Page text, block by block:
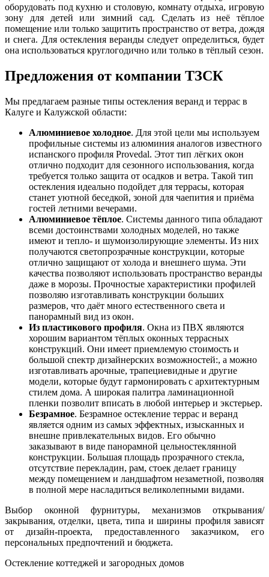
оборудовать под кухню и столовую, комнату отдыха, игровую
зону для детей или зимний сад. Сделать из неё тёплое
помещение или только защитить пространство от ветра, дождя
и снега. Для остекления веранды следует определиться, будет
она использоваться круглогодично или только в тёплый сезон.
Предложения от компании ТЗСК
Мы предлагаем разные типы остекления веранд и террас в
Калуге и Калужской области:
Алюминиевое холодное. Для этой цели мы используем
профильные системы из алюминия аналогов известного
испанского профиля Provedal. Этот тип лёгких окон
отлично подходит для сезонного использования, когда
требуется только защита от осадков и ветра. Такой тип
остекления идеально подойдет для террасы, которая
станет уютной беседкой, зоной для чаепития и приёма
гостей летними вечерами.
Алюминиевое тёплое. Системы данного типа обладают
всеми достоинствами холодных моделей, но также
имеют и тепло- и шумоизолирующие элементы. Из них
получаются светопрозрачные конструкции, которые
отлично защищают от холода и внешнего шума. Эти
качества позволяют использовать пространство веранды
даже в морозы. Прочностые характеристики профилей
позволяю изготавливать конструкции больших
размеров, что даёт много естественного света и
панорамный вид из окон.
Из пластикового профиля. Окна из ПВХ являются
хорошим вариантом тёплых оконных террасных
конструкций. Они имеет приемлемую стоимость и
большой спектр дизайнерских возможностей:, а можно
изготавливать арочные, трапециевидные и другие
модели, которые будут гармонировать с архитектурным
стилем дома. А широкая палитра ламинационной
пленки позволит вписать в любой интерьер и экстерьер.
Безрамное. Безрамное остекление террас и веранд
является одним из самых эффектных, изысканных и
внешне привлекательных видов. Его обычно
заказывают в виде панорамной цельностеклянной
конструкции. Большая площадь прозрачного стекла,
отсутствие перекладин, рам, стоек делает границу
между помещением и ландшафтом незаметной, позволяя
в полной мере насладиться великолепными видами.
Выбор оконной фурнитуры, механизмов открывания/
закрывания, отделки, цвета, типа и ширины профиля зависят
от дизайн-проекта, предоставленного заказчиком, его
персональных предпочтений и бюджета.
Остекление коттеджей и загородных домов